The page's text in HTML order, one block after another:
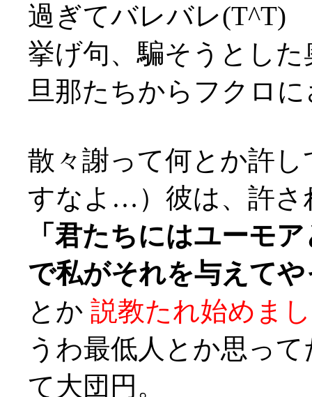
過ぎてバレバレ(T^T)
挙げ句、騙そうとし
旦那たちからフクロ
散々謝って何とか許
すなよ…）彼は、許さ
「君たちにはユーモ
で私がそれを与えて
とか 説教たれ始めま
うわ最低人とか思っ
て大団円。